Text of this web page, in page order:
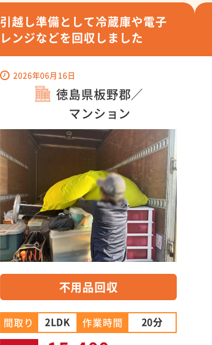
引越し準備として冷蔵庫や電子
レンジなどを回収しました
2026年06月16日
徳島県板野郡／
マンション
不用品回収
間取り 2LDK 作業時間 20分